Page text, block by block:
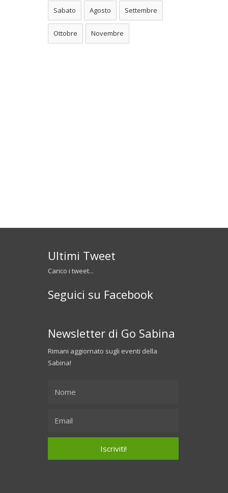
Sabato Agosto Settembre
Ottobre Novembre
Ultimi Tweet
Carico i tweet...
Seguici su Facebook
Newsletter di Go Sabina
Rimani aggiornato sugli eventi della
Sabina!